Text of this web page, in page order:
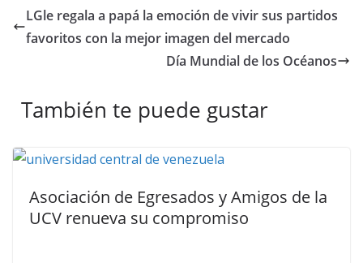
LGle regala a papá la emoción de vivir sus partidos
favoritos con la mejor imagen del mercado
Día Mundial de los Océanos
También te puede gustar
Asociación de Egresados y Amigos de la
UCV renueva su compromiso